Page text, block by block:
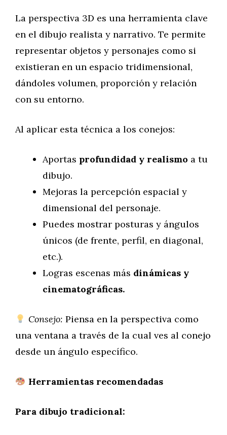
La perspectiva 3D es una herramienta clave
en el dibujo realista y narrativo. Te permite
representar objetos y personajes como si
existieran en un espacio tridimensional,
dándoles volumen, proporción y relación
con su entorno.
Al aplicar esta técnica a los conejos:
Aportas profundidad y realismo a tu
dibujo.
Mejoras la percepción espacial y
dimensional del personaje.
Puedes mostrar posturas y ángulos
únicos (de frente, perfil, en diagonal,
etc.).
Logras escenas más dinámicas y
cinematográficas.
Consejo: Piensa en la perspectiva como
una ventana a través de la cual ves al conejo
desde un ángulo específico.
Herramientas recomendadas
Para dibujo tradicional: